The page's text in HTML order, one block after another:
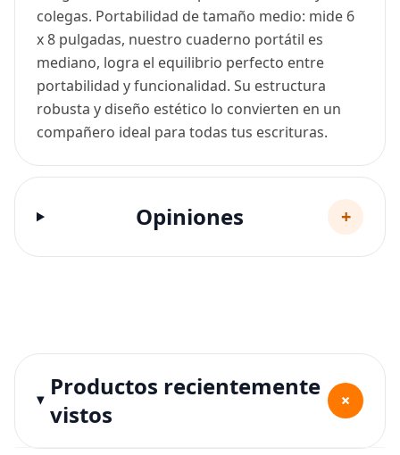
colegas. Portabilidad de tamaño medio: mide 6
x 8 pulgadas, nuestro cuaderno portátil es
mediano, logra el equilibrio perfecto entre
portabilidad y funcionalidad. Su estructura
robusta y diseño estético lo convierten en un
compañero ideal para todas tus escrituras.
Opiniones +
Productos recientemente
vistos
+